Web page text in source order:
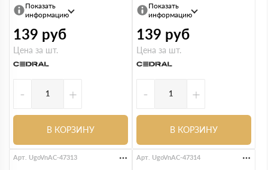
Показать
информацию
139 руб
Цена за шт.
- +
В КОРЗИНУ
Показать
информацию
139 руб
Цена за шт.
- +
В КОРЗИНУ
Арт. UgoVnAC-47313 Арт. UgoVnAC-47314